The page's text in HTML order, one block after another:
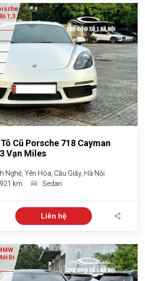
1,3
Cũ Porsche 718 Cayman
Vạn Miles
Nghệ, Yên Hòa, Cầu Giấy, Hà Nội
km Sedan
Liên hệ
Đi